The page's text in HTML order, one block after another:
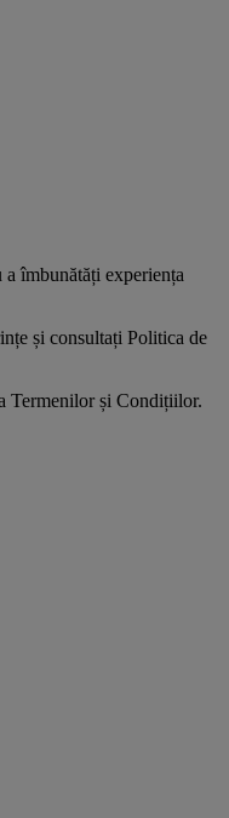
îmbunătăți experiența
și consultați Politica de
Termenilor și Condițiilor.